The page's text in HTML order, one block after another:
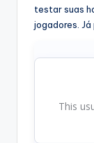
testar suas
jogadores.